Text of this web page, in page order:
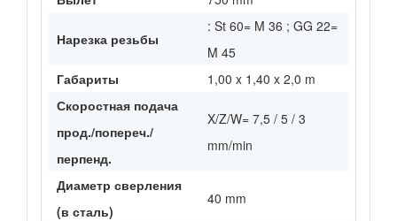
Нарезка резьбы
: St 60= M 36 ; GG 22=
M 45
Габариты
1,00 x 1,40 x 2,0 m
Скоростная подача
прод./попереч./
перпенд.
X/Z/W= 7,5 / 5 / 3
mm/min
Диаметр сверления
(в сталь)
40 mm